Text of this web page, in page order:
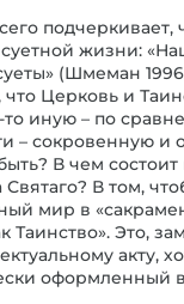
подчеркивает,
жизни:
(Шмеман
что Церковь и
то иную – по
– сокровенную
В чем состоит
Святаго? В том,
мир в
Таинство». Это,
акту,
оформленный